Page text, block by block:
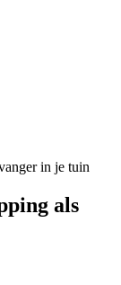
in je tuin
als